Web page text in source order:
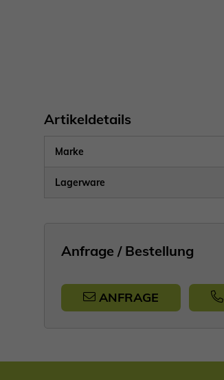
Artikeldetails
Marke
Lagerware
Anfrage / Bestellung
ANFRAGE